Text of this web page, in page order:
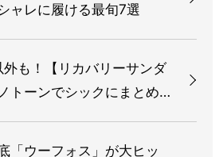
ャレに履ける最旬7選
外も！【リカバリーサンダ
トーンでシックにまとめる
「ウーフォス」が大ヒッ